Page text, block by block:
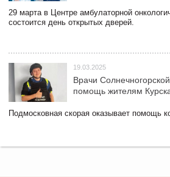
29 марта в Центре амбулаторной
состоится день открытых дверей.
19.03.2025
Врачи
помощь жителям
Подмосковная скорая оказывает помощь